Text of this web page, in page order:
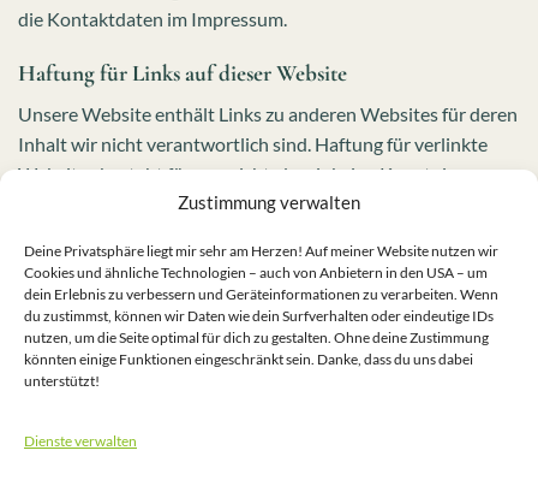
Zustimmung verwalten
Deine Privatsphäre liegt mir sehr am Herzen! Auf meiner Website nutzen wir
Cookies und ähnliche Technologien – auch von Anbietern in den USA – um
dein Erlebnis zu verbessern und Geräteinformationen zu verarbeiten. Wenn
du zustimmst, können wir Daten wie dein Surfverhalten oder eindeutige IDs
nutzen, um die Seite optimal für dich zu gestalten. Ohne deine Zustimmung
könnten einige Funktionen eingeschränkt sein. Danke, dass du uns dabei
unterstützt!
Dienste verwalten
die Kontaktdaten im Impressum.
Haftung für Links auf dieser Website
Unsere Website enthält Links zu anderen Websites für deren
Inhalt wir nicht verantwortlich sind. Haftung für verlinkte
Websites besteht für uns nicht, da wir keine Kenntnis
rechtswidriger Tätigkeiten hatten und haben, uns solche
wir Links sofort entfernen würden, wenn uns
Rechtswidrigkeiten bekannt werden.
Wenn Ihnen rechtswidrige Links auf unserer Website
auffallen, bitte wir Sie uns zu kontaktieren. Sie finden die